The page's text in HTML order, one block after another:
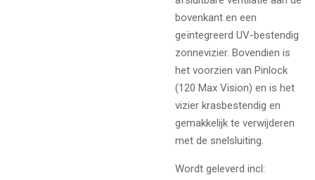
bovenkant en een
geïntegreerd UV-bestendig
zonnevizier. Bovendien is
het voorzien van Pinlock
(120 Max Vision) en is het
vizier krasbestendig en
gemakkelijk te verwijderen
met de snelsluiting.
Wordt geleverd incl: